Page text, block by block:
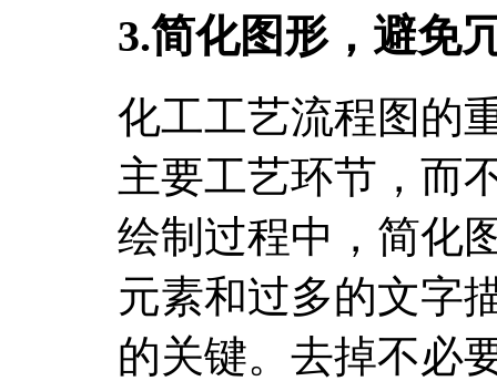
3.简化图形，避免
化工工艺流程图的
主要工艺环节，而
绘制过程中，简化
元素和过多的文字
的关键。去掉不必